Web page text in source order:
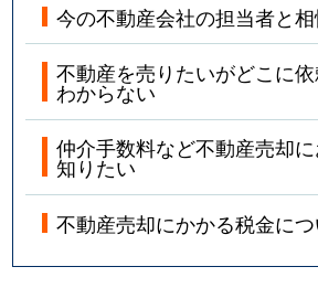
今の不動産会社の担当者と
不動産を売りたいがどこに
わからない
仲介手数料など不動産売却
知りたい
不動産売却にかかる税金に